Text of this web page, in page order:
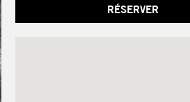
RÉSERVER